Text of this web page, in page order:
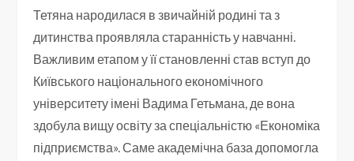
Тетяна народилася в звичайній родині та з
дитинства проявляла старанність у навчанні.
Важливим етапом у її становленні став вступ до
Київського національного економічного
університету імені Вадима Гетьмана, де вона
здобула вищу освіту за спеціальністю «Економіка
підприємства». Саме академічна база допомогла